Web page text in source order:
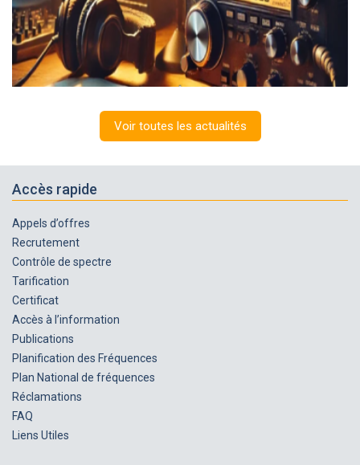
Voir toutes les actualités
Accès rapide
Appels d’offres
Recrutement
Contrôle de spectre
Tarification
Certificat
Accès à l’information
Publications
Planification des Fréquences
Plan National de fréquences
Réclamations
FAQ
Liens Utiles